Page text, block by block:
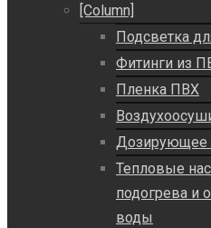
[Column]
Подсветка
Фитинги из
Пленка ПВХ
Дозирующее
Тепловые
подогрева и
воды